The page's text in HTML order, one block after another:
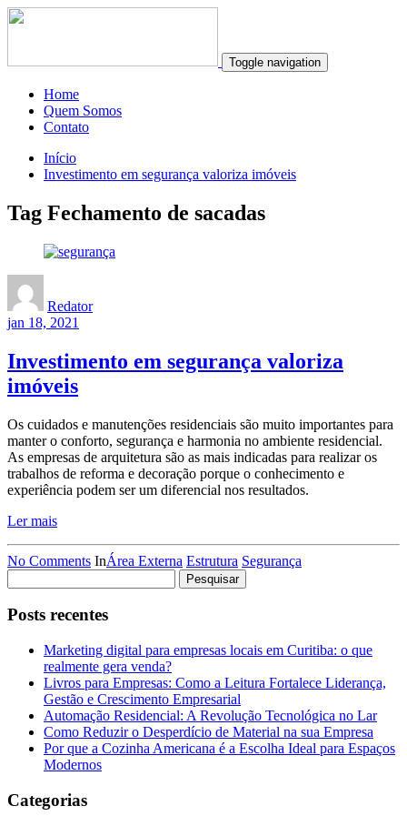
Toggle navigation
Home
Quem Somos
Contato
Início
Investimento em segurança valoriza imóveis
Tag Fechamento de sacadas
Redator
jan 18, 2021
Investimento em segurança valoriza
imóveis
Os cuidados e manutenções residenciais são muito importantes para
manter o conforto, segurança e harmonia no ambiente residencial.
As empresas de arquitetura são as mais indicadas para realizar os
trabalhos de reforma e decoração porque o conhecimento e
experiência podem ser um diferencial nos resultados.
Ler mais
No Comments InÁrea Externa Estrutura Segurança
por:
Posts recentes
Marketing digital para empresas locais em Curitiba: o que
realmente gera venda?
Livros para Empresas: Como a Leitura Fortalece Liderança,
Gestão e Crescimento Empresarial
Automação Residencial: A Revolução Tecnológica no Lar
Como Reduzir o Desperdício de Material na sua Empresa
Por que a Cozinha Americana é a Escolha Ideal para Espaços
Modernos
Categorias